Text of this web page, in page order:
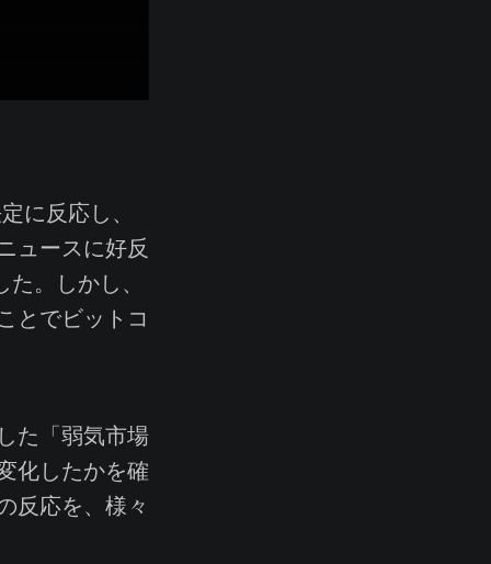
に反応し、
ュースに好反
。しかし、
とでビットコ
た「弱気市場
化したかを確
反応を、様々